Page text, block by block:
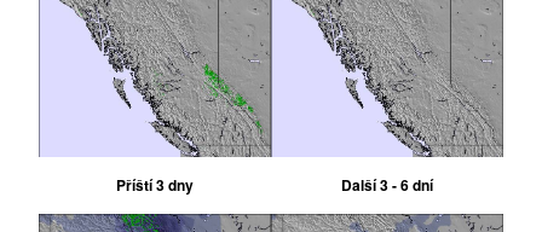
Příští 3 dny Další 3 - 6 dní